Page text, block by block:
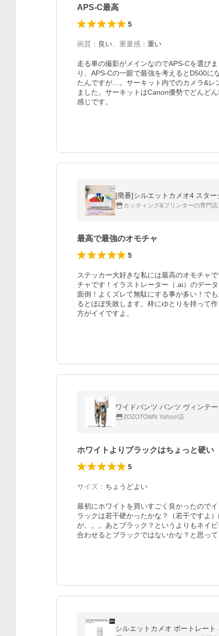
APS-C最高
5
画質 ： 良い 重量感 ： 重い
走る車の撮影がメインなのでAPS-Cを選び
り、APS-Cの一眼で最強を考えるとD500
たんですが…。サーキット内でのカメラ&レ
ました。サーキットはCanon優勢でどんど
感じです。
[廃番]シルエットカメオ4 スタ
カッティング&プリンターの専門店
最高で最強のオモチャ
5
ステッカー大好きな私には最高のオモチャ
チャです！イラストレーター（.ai）のデー
面倒！よくズレて無駄にする事が多い！で
るとほぼ失敗します。枠にゆとりを持って
方がイイですよ。
ワイドパンツ パンツ ヴィンテ
ZOZOTOWN Yahoo!店
ホワイトよりブラックはちょっと硬い
5
サイズ ： ちょうどよい
最初にホワイトを買いすごく良かったので
ラックは若干硬かったかな？（若干ですよ
が。。。あとブラック？というよりもネイ
合わせるとブラックではないかな？と思っ
シルエットカメオ ポートレー